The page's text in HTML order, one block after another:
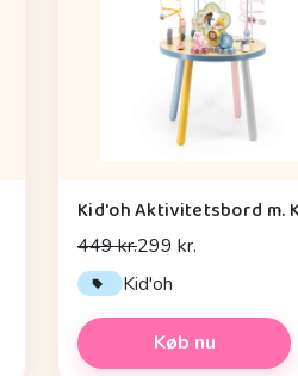
449 kr.299 kr.
Kid'oh
Køb nu